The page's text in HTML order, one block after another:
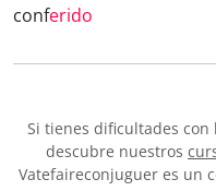
conferido
Si tienes dificultades
descubre nuestros
Vatefaireconjuguer es un